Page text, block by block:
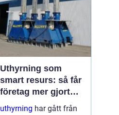
Uthyrning som
smart resurs: så får
företag mer gjort
med mindre
uthyrning har gått från